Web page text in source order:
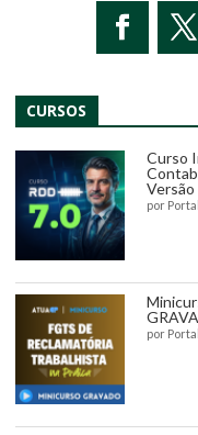
CURSOS
Curso
Versão
por
por